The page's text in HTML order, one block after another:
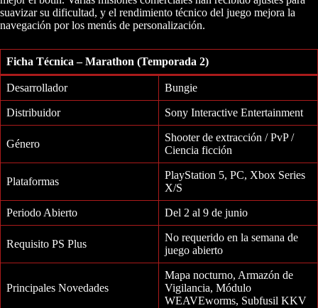
suavizar su dificultad, y el rendimiento técnico del juego mejora la
navegación por los menús de personalización.
Ficha Técnica – Marathon (Temporada 2)
Desarrollador Bungie
Distribuidor Sony Interactive Entertainment
Género
Shooter de extracción / PvP /
Ciencia ficción
Plataformas
PlayStation 5, PC, Xbox Series
X/S
Periodo Abierto Del 2 al 9 de junio
Requisito PS Plus
No requerido en la semana de
juego abierto
Principales Novedades
Mapa nocturno, Armazón de
Vigilancia, Módulo
WEAVEworms, Subfusil KKV